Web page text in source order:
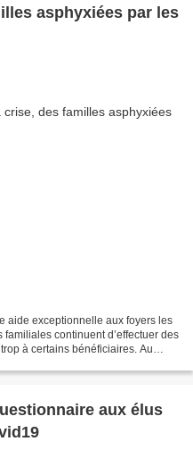
asphyxiées par les
aide exceptionnelle aux foyers les
continuent d’effectuer des
à certains bénéficiaires. Au
aux élus